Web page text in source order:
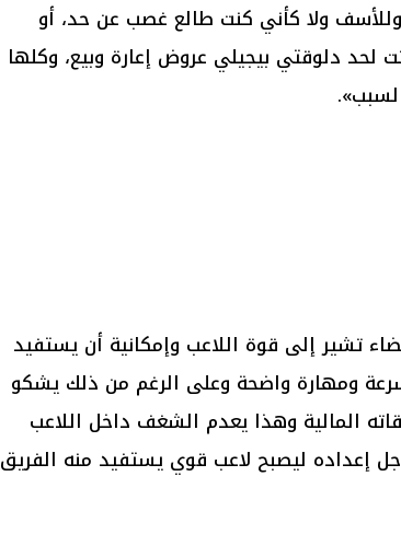
ولا كأني كنت طالع غصب عن حد، أو
لحد دلوقتي بيجيلي عروض إعارة وبيع، وكلها
تشير إلى قوة اللاعب وإمكانية أن يستفيد
ومهارة واضحة وعلى الرغم من ذلك يشكو
المالية وهذا يعدم الشغف داخل اللاعب
إعداده ليصبح لاعب قوي يستفيد منه الفريق